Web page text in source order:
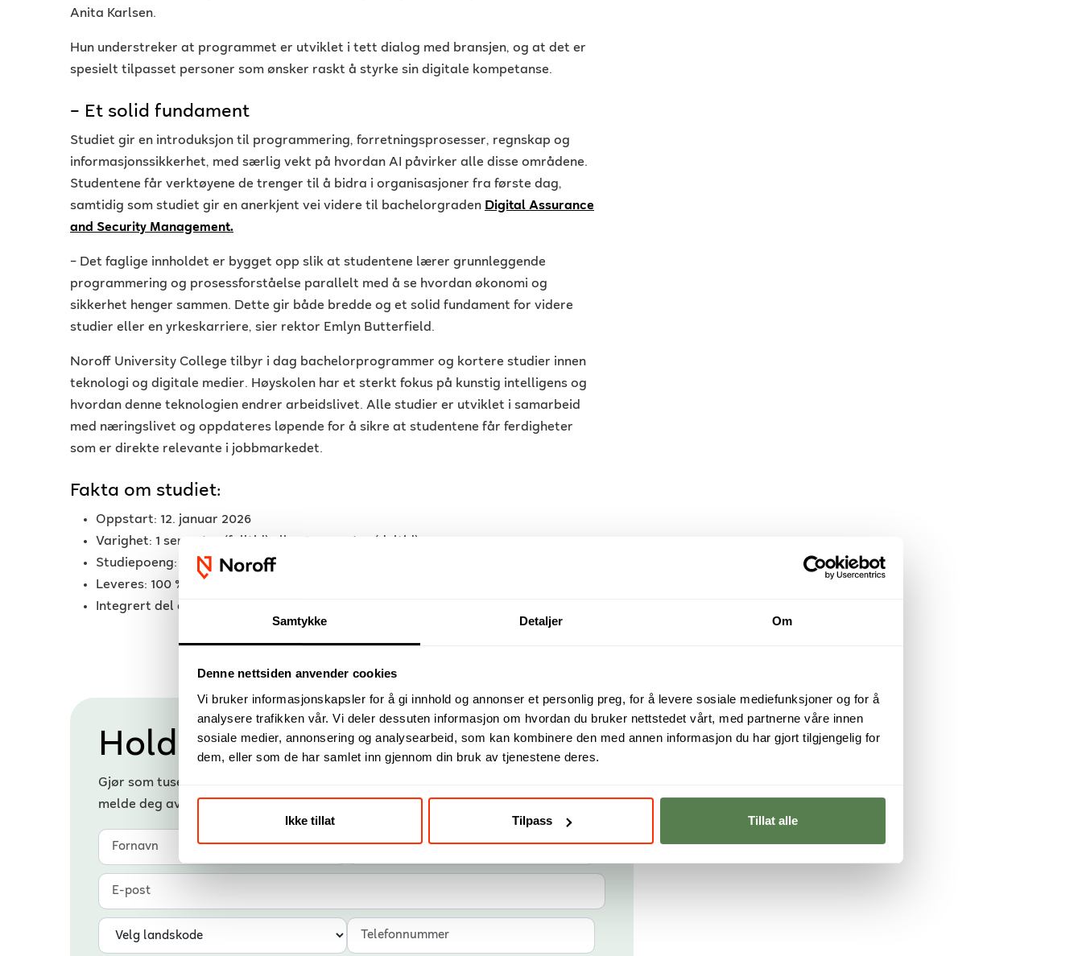
Samtykke Detaljer Om
Denne nettsiden anvender cookies
Vi bruker informasjonskapsler for å gi innhold og annonser et personlig preg, for å levere sosiale mediefunksjoner og for å
analysere trafikken vår. Vi deler dessuten informasjon om hvordan du bruker nettstedet vårt, med partnerne våre innen
sosiale medier, annonsering og analysearbeid, som kan kombinere den med annen informasjon du har gjort tilgjengelig for
dem, eller som de har samlet inn gjennom din bruk av tjenestene deres.
Ikke tillat Tilpass Tillat alle
Anita Karlsen.
Hun understreker at programmet er utviklet i tett dialog med bransjen, og at det er
spesielt tilpasset personer som ønsker raskt å styrke sin digitale kompetanse.
– Et solid fundament
Studiet gir en introduksjon til programmering, forretningsprosesser, regnskap og
informasjonssikkerhet, med særlig vekt på hvordan AI påvirker alle disse områdene.
Studentene får verktøyene de trenger til å bidra i organisasjoner fra første dag,
samtidig som studiet gir en anerkjent vei videre til bachelorgraden Digital Assurance
and Security Management.
– Det faglige innholdet er bygget opp slik at studentene lærer grunnleggende
programmering og prosessforståelse parallelt med å se hvordan økonomi og
sikkerhet henger sammen. Dette gir både bredde og et solid fundament for videre
studier eller en yrkeskarriere, sier rektor Emlyn Butterfield.
Noroff University College tilbyr i dag bachelorprogrammer og kortere studier innen
teknologi og digitale medier. Høyskolen har et sterkt fokus på kunstig intelligens og
hvordan denne teknologien endrer arbeidslivet. Alle studier er utviklet i samarbeid
med næringslivet og oppdateres løpende for å sikre at studentene får ferdigheter
som er direkte relevante i jobbmarkedet.
Fakta om studiet:
Oppstart: 12. januar 2026
Varighet: 1 semester (fulltid) eller 2 semestre (deltid)
Studiepoeng: 30 ECTS
Leveres: 100 % nettbasert, med faste vurderingspunkter
Integrert del av Noroff University College sitt portefølje innen teknologi og digital sikkerhet
Hold deg oppdatert
Gjør som tusenvis av studenter og få nyhetsbrev fra Noroff. Du kan når som helst
melde deg av.
Fornavn
Etternavn
E-post
Landskode
Telefonnummer